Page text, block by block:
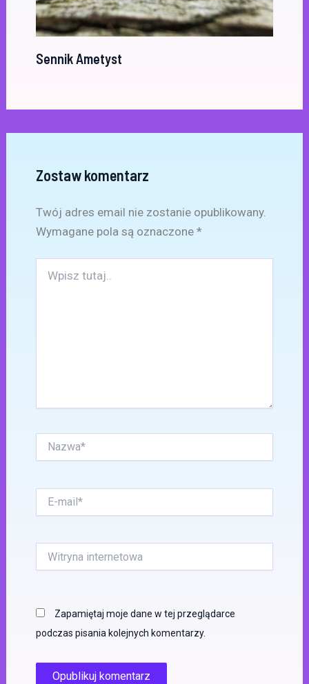
Sennik Ametyst
Zostaw komentarz
Twój adres email nie zostanie opublikowany.
Wymagane pola są oznaczone *
tutaj..
mail*
internetowa
Zapamiętaj moje dane w tej przeglądarce
podczas pisania kolejnych komentarzy.